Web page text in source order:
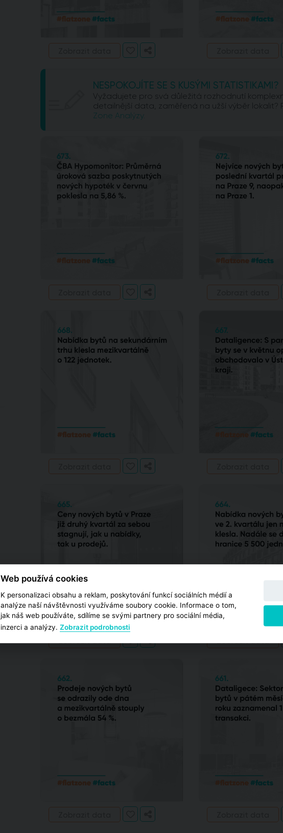
NESPOKOJÍTE SE S KUSÝMI STATISTIKAMI?
Vyžadujete pro svá důležitá rozhodnutí
detailnější data, zaměřená na užší výběr
Zone Analýzy.
Zobrazit data Zobrazit data
Web používá cookies
K personalizaci obsahu a reklam, poskytování funkcí sociálních médií a
analýze naší návštěvnosti využíváme soubory cookie. Informace o tom,
jak náš web používáte, sdílíme se svými partnery pro sociální média,
inzerci a analýzy. Zobrazit podrobnosti